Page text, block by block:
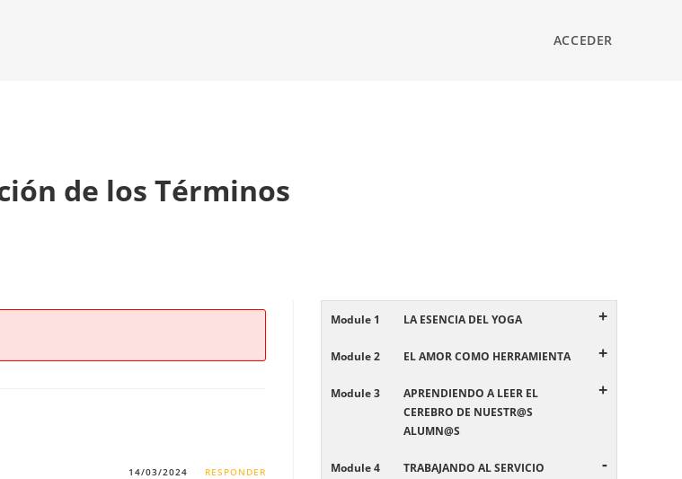
ACCEDER
de los Términos
14/03/2024 RESPONDER
Module 1 LA ESENCIA DEL YOGA +
Module 2 EL AMOR COMO HERRAMIENTA +
Module 3
APRENDIENDO A LEER EL
CEREBRO DE NUESTR@S
ALUMN@S
+
Module 4 TRABAJANDO AL SERVICIO -